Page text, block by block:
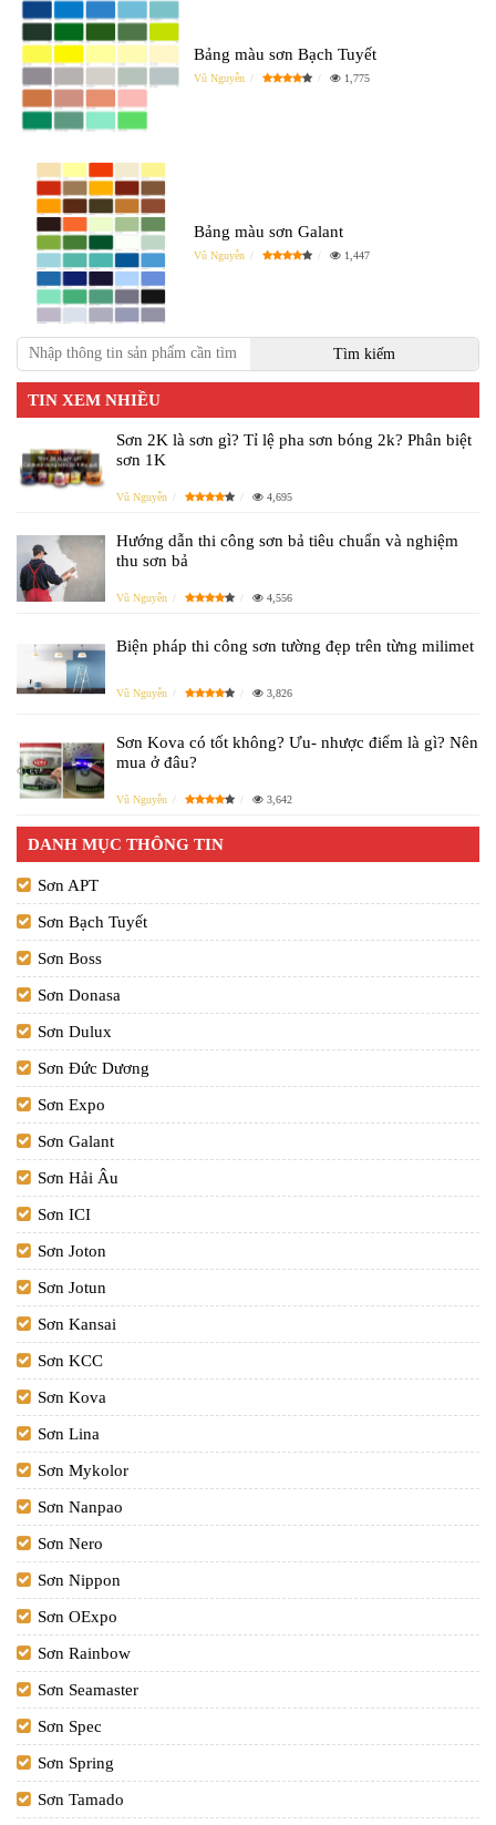
Bảng màu sơn Bạch Tuyết
Vũ Nguyễn 1,775
Bảng màu sơn Galant
Vũ Nguyễn 1,447
TIN XEM NHIỀU
Sơn 2K là sơn gì? Tỉ lệ pha sơn bóng 2k? Phân biệt
sơn 1K
Vũ Nguyễn 4,695
Hướng dẫn thi công sơn bả tiêu chuẩn và nghiệm
thu sơn bả
Vũ Nguyễn 4,556
Biện pháp thi công sơn tường đẹp trên từng milimet
Vũ Nguyễn 3,826
Sơn Kova có tốt không? Ưu- nhược điểm là gì? Nên
mua ở đâu?
Vũ Nguyễn 3,642
DANH MỤC THÔNG TIN
Sơn APT
Sơn Bạch Tuyết
Sơn Boss
Sơn Donasa
Sơn Dulux
Sơn Đức Dương
Sơn Expo
Sơn Galant
Sơn Hải Âu
Sơn ICI
Sơn Joton
Sơn Jotun
Sơn Kansai
Sơn KCC
Sơn Kova
Sơn Lina
Sơn Mykolor
Sơn Nanpao
Sơn Nero
Sơn Nippon
Sơn OExpo
Sơn Rainbow
Sơn Seamaster
Sơn Spec
Sơn Spring
Sơn Tamado